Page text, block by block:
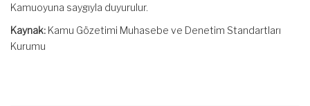
Kamuoyuna saygıyla duyurulur.
Kaynak: Kamu Gözetimi Muhasebe ve Denetim Standartları
Kurumu